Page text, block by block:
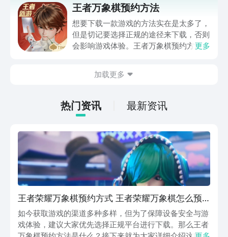
试下王者新款游戏的玩家们，按照王者游
戏的套路预约游戏的话，达到一定的预约
人数还有预约奖励。
王者万象棋预约方法
想要下载一款游戏的方法实在是太多了，
但是切记要选择正规的途径来下载，否则
会影响游戏体验。王者万象棋预约方法是
的下载最新的版本来玩，同时给你的生活
更多
加载更多
热门资讯 最新资讯
王者荣耀万象棋预约方式 王者荣耀万象棋怎么预
约
如今获取游戏的渠道多种多样，但为了保障设备安全与游
戏体验，建议大家优先选择正规平台进行下载。那么王者